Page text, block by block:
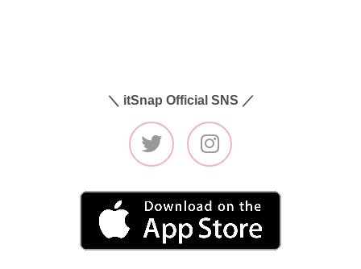
＼ itSnap Official SNS ／